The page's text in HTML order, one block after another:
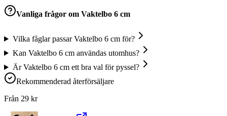
Vanliga frågor om Vaktelbo 6 cm
Vilka fåglar passar Vaktelbo 6 cm för?
Kan Vaktelbo 6 cm användas utomhus?
Är Vaktelbo 6 cm ett bra val för pyssel?
Rekommenderad återförsäljare
Från 29 kr